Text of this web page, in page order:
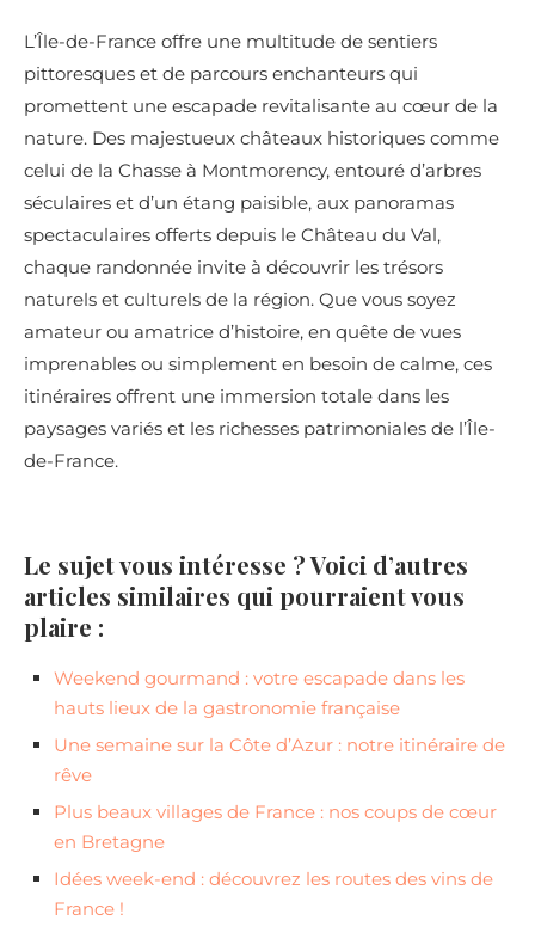
L’Île-de-France offre une multitude de sentiers
pittoresques et de parcours enchanteurs qui
promettent une escapade revitalisante au cœur de la
nature. Des majestueux châteaux historiques comme
celui de la Chasse à Montmorency, entouré d’arbres
séculaires et d’un étang paisible, aux panoramas
spectaculaires offerts depuis le Château du Val,
chaque randonnée invite à découvrir les trésors
naturels et culturels de la région. Que vous soyez
amateur ou amatrice d’histoire, en quête de vues
imprenables ou simplement en besoin de calme, ces
itinéraires offrent une immersion totale dans les
paysages variés et les richesses patrimoniales de l’Île-
de-France.
Le sujet vous intéresse ? Voici d’autres
articles similaires qui pourraient vous
plaire :
Weekend gourmand : votre escapade dans les
hauts lieux de la gastronomie française
Une semaine sur la Côte d’Azur : notre itinéraire de
rêve
Plus beaux villages de France : nos coups de cœur
en Bretagne
Idées week-end : découvrez les routes des vins de
France !